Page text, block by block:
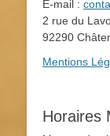
E-mail :
2 rue du
92290
Mentions
Horaires